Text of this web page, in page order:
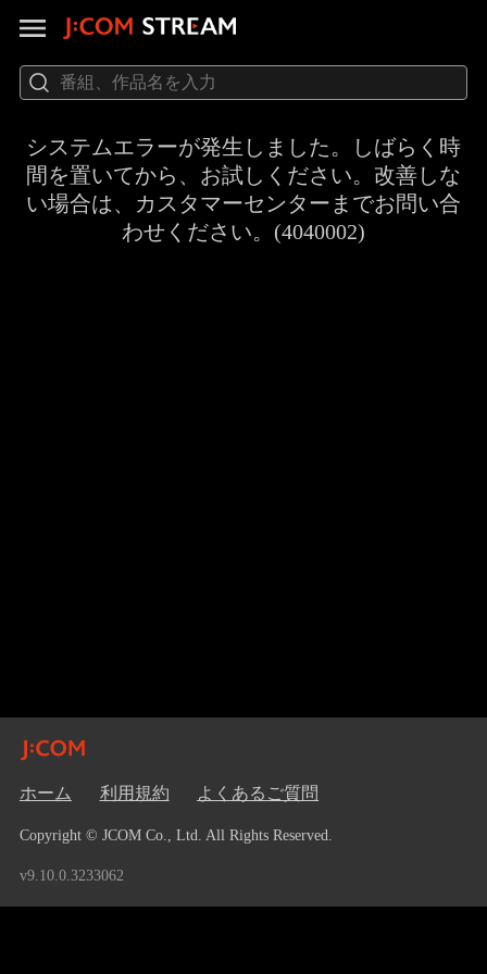
システムエラーが発生しました。しばらく時
間を置いてから、お試しください。改善しな
い場合は、カスタマーセンターまでお問い合
わせください。(4040002)
ホーム 利用規約 よくあるご質問
Copyright © JCOM Co., Ltd. All Rights Reserved.
v9.10.0.3233062